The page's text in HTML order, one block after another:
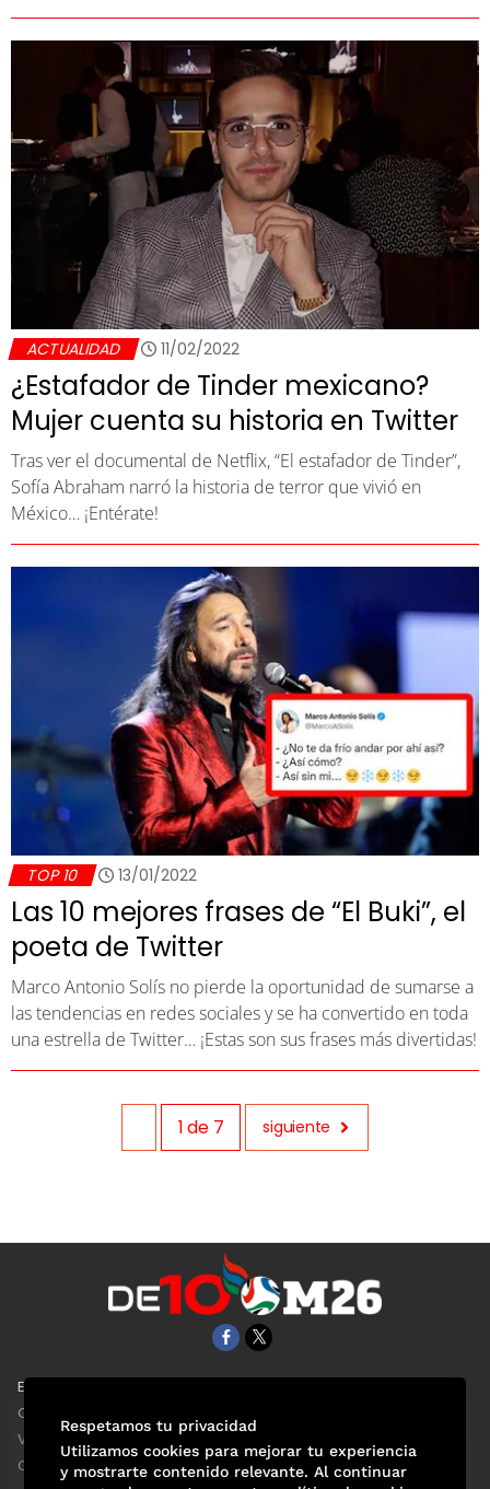
ACTUALIDAD 11/02/2022
¿Estafador de Tinder mexicano?
Mujer cuenta su historia en Twitter
Tras ver el documental de Netflix, “El estafador de Tinder”,
Sofía Abraham narró la historia de terror que vivió en
México… ¡Entérate!
TOP 10 13/01/2022
Las 10 mejores frases de “El Buki”, el
poeta de Twitter
Marco Antonio Solís no pierde la oportunidad de sumarse a
las tendencias en redes sociales y se ha convertido en toda
una estrella de Twitter… ¡Estas son sus frases más divertidas!
1de 7 siguiente
EL UNIVERSAL
Clase
ViveUSA
Confabulario
Respetamos tu privacidad
Utilizamos cookies para mejorar tu experiencia
y mostrarte contenido relevante. Al continuar